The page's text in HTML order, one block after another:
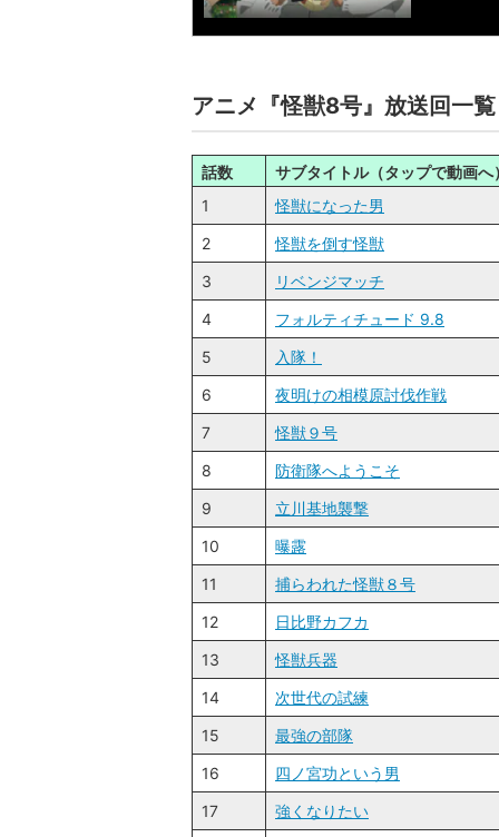
アニメ『怪獣8号』放送回一
話数
サブタイトル（タップで動画へ
1
怪獣になった男
2
怪獣を倒す怪獣
3
リベンジマッチ
4
フォルティチュード 9.8
5
入隊！
6
夜明けの相模原討伐作戦
7
怪獣９号
8
防衛隊へようこそ
9
立川基地襲撃
10
曝露
11
捕らわれた怪獣８号
12
日比野カフカ
13
怪獣兵器
14
次世代の試練
15
最強の部隊
16
四ノ宮功という男
17
強くなりたい